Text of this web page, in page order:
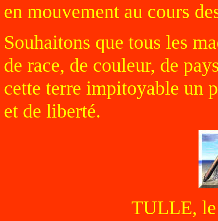
en mouvement au cours
Souhaitons que tous les
de race, de couleur, de
cette terre impitoyable un
et de liberté.
TULLE, le